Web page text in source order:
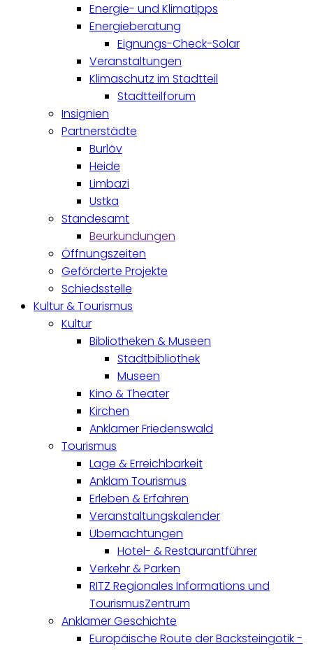
Energie- und Klimatipps
Energieberatung
Eignungs-Check-Solar
Veranstaltungen
Klimaschutz im Stadtteil
Stadtteilforum
Insignien
Partnerstädte
Burlöv
Heide
Limbazi
Ustka
Standesamt
Beurkundungen
Öffnungszeiten
Geförderte Projekte
Schiedsstelle
Kultur & Tourismus
Kultur
Bibliotheken & Museen
Stadtbibliothek
Museen
Kino & Theater
Kirchen
Anklamer Friedenswald
Tourismus
Lage & Erreichbarkeit
Anklam Tourismus
Erleben & Erfahren
Veranstaltungskalender
Übernachtungen
Hotel- & Restaurantführer
Verkehr & Parken
RITZ Regionales Informations und
TourismusZentrum
Anklamer Geschichte
Europäische Route der Backsteingotik -